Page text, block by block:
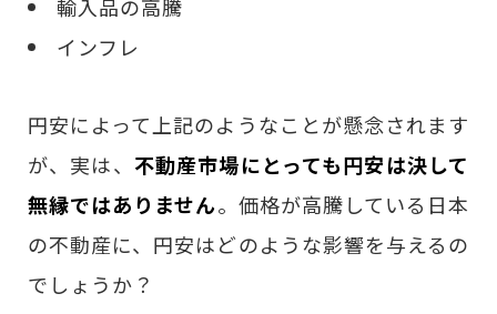
輸入品の高騰
インフレ
円安によって上記のようなことが懸念されます
が、実は、 不動産市場にとっても円安は決して
無縁ではありません。価格が高騰している日本
の不動産に、円安はどのような影響を与えるの
でしょうか？